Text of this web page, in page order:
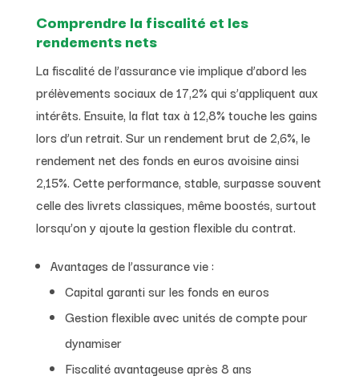
Comprendre la fiscalité et les
rendements nets
La fiscalité de l’assurance vie implique d’abord les
prélèvements sociaux de 17,2% qui s’appliquent aux
intérêts. Ensuite, la flat tax à 12,8% touche les gains
lors d’un retrait. Sur un rendement brut de 2,6%, le
rendement net des fonds en euros avoisine ainsi
2,15%. Cette performance, stable, surpasse souvent
celle des livrets classiques, même boostés, surtout
lorsqu’on y ajoute la gestion flexible du contrat.
Avantages de l’assurance vie :
Capital garanti sur les fonds en euros
Gestion flexible avec unités de compte pour
dynamiser
Fiscalité avantageuse après 8 ans